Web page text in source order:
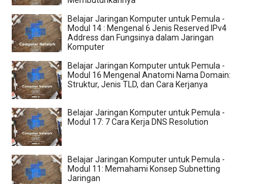
Belajar Jaringan Komputer untuk Pemula -
Modul 14 : Mengenal 6 Jenis Reserved IPv4
Address dan Fungsinya dalam Jaringan
Komputer
Belajar Jaringan Komputer untuk Pemula -
Modul 16 Mengenal Anatomi Nama Domain:
Struktur, Jenis TLD, dan Cara Kerjanya
Belajar Jaringan Komputer untuk Pemula -
Modul 17: 7 Cara Kerja DNS Resolution
Belajar Jaringan Komputer untuk Pemula -
Modul 11: Memahami Konsep Subnetting
Jaringan